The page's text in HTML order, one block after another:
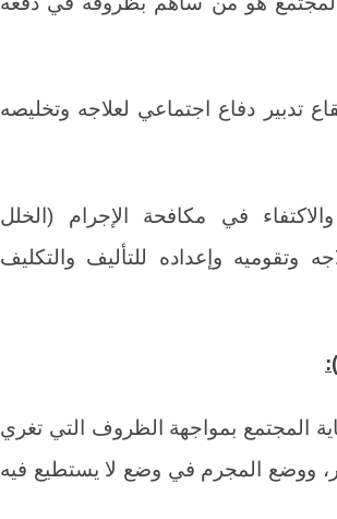
تدبير دفاع اجتماعي لعلاجه وتخليصه
في مكافحة الإجرام (الخلل
وتقوميه وإعداده للتأليف والتكليف
المجتمع بمواجهة الظروف التي تغري
ووضع المجرم في وضع لا يستطيع فيه